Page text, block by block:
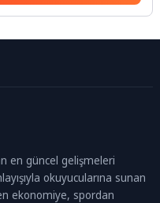
en güncel gelişmeleri
okuyucularına sunan
ekonomiye, spordan